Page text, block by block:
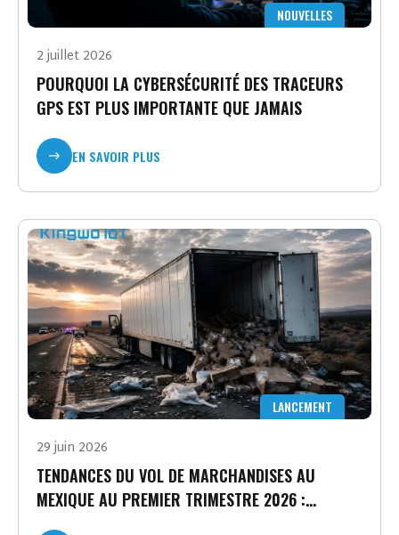
NOUVELLES
2 juillet 2026
POURQUOI LA CYBERSÉCURITÉ DES TRACEURS
GPS EST PLUS IMPORTANTE QUE JAMAIS
EN SAVOIR PLUS
LANCEMENT
29 juin 2026
TENDANCES DU VOL DE MARCHANDISES AU
MEXIQUE AU PREMIER TRIMESTRE 2026 :